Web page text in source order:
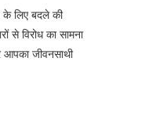
के लिए बदले की
से विरोध का सामना
जीवनसाथी